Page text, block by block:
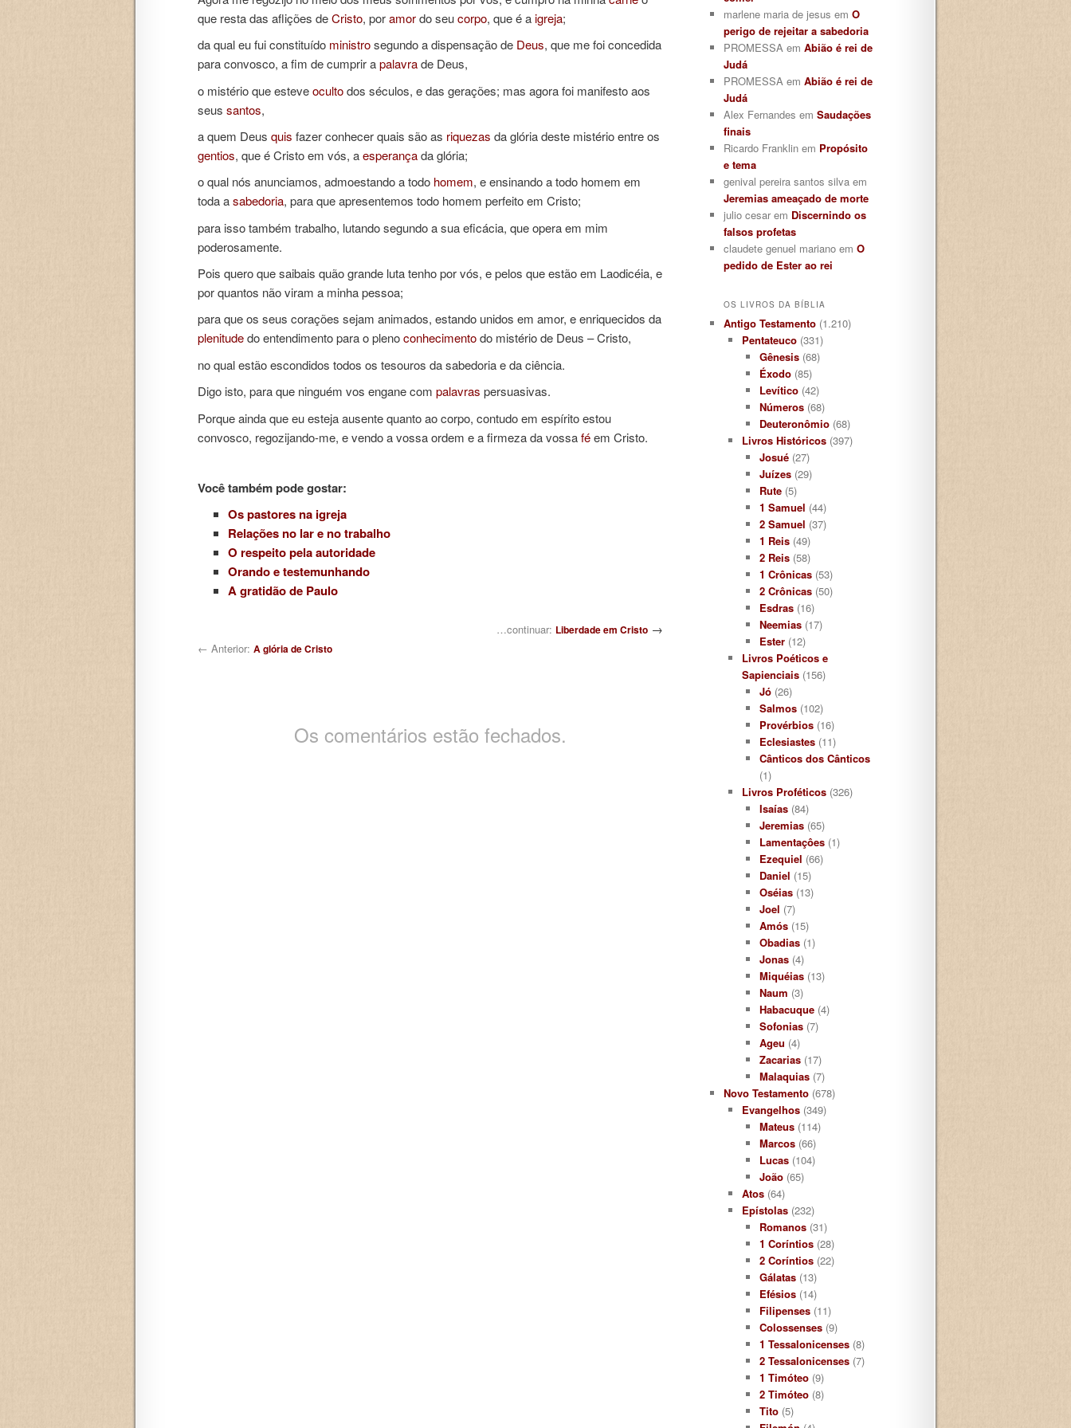
que resta das aflições deCristo, poramordo seucorpo, que é aigreja;
da qual eu fui constituído ministrosegundo a dispensação de Deus, que me foi concedida
para convosco, a fim de cumprir apalavrade Deus,
o mistério que esteveocultodos séculos, e das gerações; mas agora foi manifesto aos
seus santos,
a quem Deus quis fazer conhecer quais são as riquezas da glória deste mistério entre os
gentios, que é Cristo em vós, aesperançada glória;
o qual nós anunciamos, admoestando a todo homem, e ensinando a todo homem em
toda asabedoria, para que apresentemos todo homem perfeito em Cristo;
para isso também trabalho, lutando segundo a sua eficácia, que opera em mim
poderosamente.
Pois quero que saibais quão grande luta tenho por vós, e pelos que estão em Laodicéia, e
por quantos não viram a minha pessoa;
para que os seus corações sejam animados, estando unidos em amor, e enriquecidos da
plenitudedo entendimento para o plenoconhecimentodo mistério de Deus – Cristo,
no qual estão escondidos todos os tesouros da sabedoria e da ciência.
Digo isto, para que ninguém vos engane com palavras persuasivas.
Porque ainda que eu esteja ausente quanto ao corpo, contudo em espírito estou
convosco, regozijando-me, e vendo a vossa ordem e a firmeza da vossaféem Cristo.
Você também pode gostar:
Os pastores na igreja
Relações no lar e no trabalho
O respeito pela autoridade
Orando e testemunhando
A gratidão de Paulo
…continuar: Liberdade em Cristo →
← Anterior: A glória de Cristo
Os comentários estão fechados.
marlene maria de jesus em O
perigo de rejeitar a sabedoria
PROMESSA em Abião é rei de
Judá
PROMESSA em Abião é rei de
Judá
Alex Fernandes em Saudações
finais
Ricardo Franklin em Propósito
e tema
genival pereira santos silva em
Jeremias ameaçado de morte
julio cesar em Discernindo os
falsos profetas
claudete genuel mariano em O
pedido de Ester ao rei
OS LIVROS DA BÍBLIA
Antigo Testamento (1.210)
Pentateuco(331)
Gênesis (68)
Éxodo (85)
Levítico (42)
Números (68)
Deuteronômio (68)
Livros Históricos(397)
Josué (27)
Juízes (29)
Rute (5)
1 Samuel (44)
2 Samuel (37)
1 Reis (49)
2 Reis (58)
1 Crônicas (53)
2 Crônicas (50)
Esdras (16)
Neemias (17)
Ester (12)
Livros Poéticos e
Sapienciais(156)
Jó (26)
Salmos (102)
Provérbios (16)
Eclesiastes (11)
Cânticos dos Cânticos
(1)
Livros Proféticos(326)
Isaías (84)
Jeremias (65)
Lamentaçôes (1)
Ezequiel (66)
Daniel (15)
Oséias (13)
Joel (7)
Amós (15)
Obadias (1)
Jonas (4)
Miquéias (13)
Naum (3)
Habacuque (4)
Sofonias (7)
Ageu (4)
Zacarias (17)
Malaquias (7)
Novo Testamento (678)
Evangelhos(349)
Mateus (114)
Marcos (66)
Lucas (104)
João (65)
Atos(64)
Epístolas(232)
Romanos (31)
1 Coríntios (28)
2 Coríntios (22)
Gálatas (13)
Efésios (14)
Filipenses (11)
Colossenses (9)
1 Tessalonicenses (8)
2 Tessalonicenses (7)
1 Timóteo (9)
2 Timóteo (8)
Tito (5)